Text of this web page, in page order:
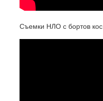
Съемки НЛО с бортов